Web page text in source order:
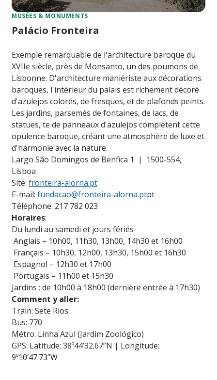
MUSÉES & MONUMENTS
Palácio Fronteira
Exemple remarquable de l'architecture baroque du
XVIIe siècle, près de Monsanto, un des poumons de
Lisbonne. D'architecture maniériste aux décorations
baroques, l'intérieur du palais est richement décoré
d'azulejos colorés, de fresques, et de plafonds peints.
Les jardins, parsemés de fontaines, de lacs, de
statues, te de panneaux d'azulejos complètent cette
opulence baroque, créant une atmosphère de luxe et
d'harmonie avec la nature.
Largo São Domingos de Benfica 1 | 1500-554,
Lisboa
Site: fronteira-alorna.pt
E-mail: fundacao@fronteira-alorna.ptpt
Téléphone: 217 782 023
Horaires:
Du lundi au samedi et jours fériés
Anglais – 10h00, 11h30, 13h00, 14h30 et 16h00
Français – 10h30, 12h00, 13h30, 15h00 et 16h30
Espagnol – 12h30 et 17h00
Portugais – 11h00 et 15h30
Jardins : de 10h00 à 18h00 (dernière entrée à 17h30)
Comment y aller:
Train: Sete Rios
Bus: 770
Métro: Linha Azul (Jardim Zoológico)
GPS: Latitude: 38º44’32.67”N | Longitude:
9º10’47.73”W